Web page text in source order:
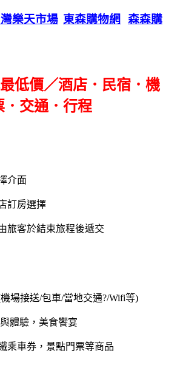
樂天市場 東森購物網
森森購
低價／酒店．民宿．機
．交通．行程
介面
訂房選擇
旅客於結束旅程後遞交
場接送/包車/當地交通?/Wifi等)
體驗，美食饗宴
乘車券，景點門票等商品